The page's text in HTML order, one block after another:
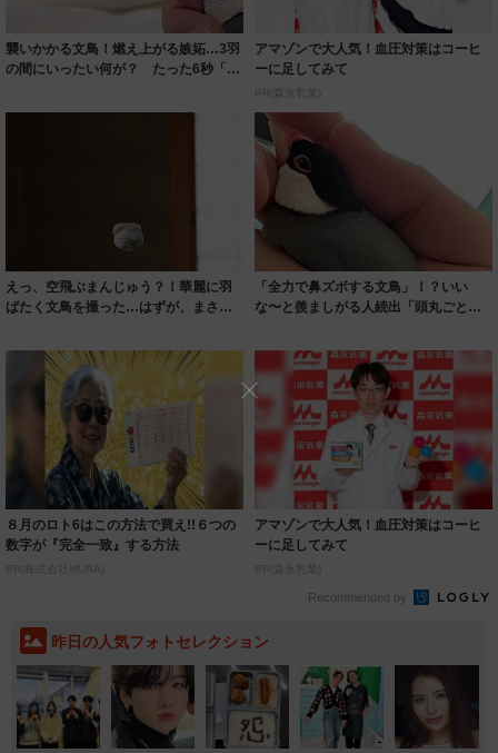
襲いかかる文鳥！燃え上がる嫉妬…3羽
の間にいったい何が？ たった6秒「濃
アマゾンで大人気！血圧対策はコーヒ
ーに足してみて
PR(森永乳業)
えっ、空飛ぶまんじゅう？！華麗に羽
ばたく文鳥を撮った…はずが、まさか
「全力で鼻ズボする文鳥」！？いい
な〜と羨ましがる人続出「頭丸ごと入
８月のロト6はこの方法で買え!!６つの
数字が『完全一致』する方法
PR(株式会社MURA)
アマゾンで大人気！血圧対策はコーヒ
ーに足してみて
PR(森永乳業)
Recommended by
昨日の人気フォトセレクション